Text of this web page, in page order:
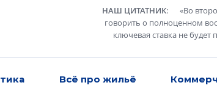
НАШ ЦИТАТНИК: «Во
говорить о полноценном
ключевая ставка не
Всё про жильё